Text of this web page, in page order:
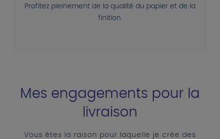
Profitez pleinement de la qualité du papier et de la
finition.
Mes engagements pour la
livraison
Vous êtes la raison pour laquelle je crée des